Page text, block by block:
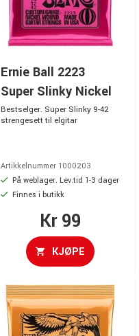
Ernie Ball 2223
Super Slinky Nickel
Bestselger. Super Slinky 9-42
strengesett til elgitar
Artikkelnummer 1000203
På weblager. Lev.tid 1-3 dager
Finnes i butikk
Kr 99
KJØPE